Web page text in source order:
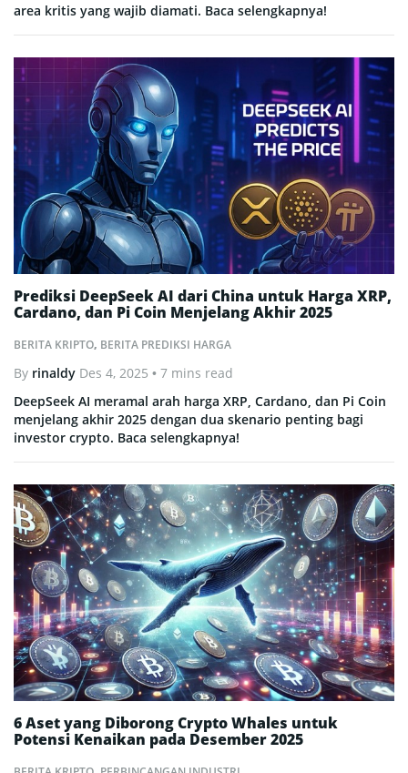
area kritis yang wajib diamati. Baca selengkapnya!
BERITA KRIPTO, BERITA PREDIKSI HARGA
Prediksi DeepSeek AI dari China untuk Harga XRP,
Cardano, dan Pi Coin Menjelang Akhir 2025
By rinaldy Des 4, 2025 • 7 mins read
DeepSeek AI meramal arah harga XRP, Cardano, dan Pi Coin
menjelang akhir 2025 dengan dua skenario penting bagi
investor crypto. Baca selengkapnya!
6 Aset yang Diborong Crypto Whales untuk
Potensi Kenaikan pada Desember 2025